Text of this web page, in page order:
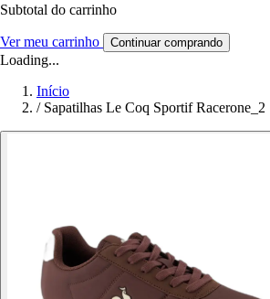
Subtotal do carrinho
Ver meu carrinho Continuar comprando
Loading...
Início
/ Sapatilhas Le Coq Sportif Racerone_2